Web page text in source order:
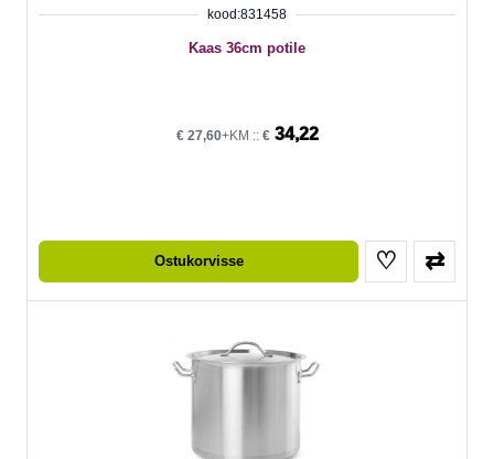
kood:831458
Kaas 36cm potile
€27,60+KM :: €34,22
Ostukorvisse ♡ ⇄